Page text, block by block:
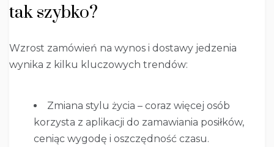
tak szybko?
Wzrost zamówień na wynos i dostawy jedzenia
wynika z kilku kluczowych trendów:
Zmiana stylu życia – coraz więcej osób
korzysta z aplikacji do zamawiania posiłków,
ceniąc wygodę i oszczędność czasu.